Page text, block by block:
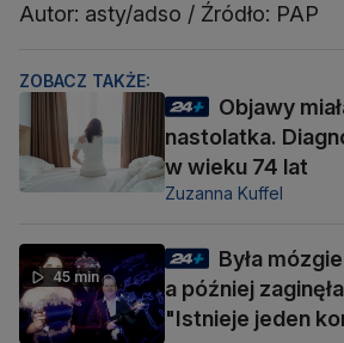
Autor: asty/adso / Źródło: PAP
ZOBACZ TAKŻE:
Objawy
nastolatka.
w wieku 74 lat
Zuzanna Kuffel
45 min
Była
a później
"Istnieje jeden